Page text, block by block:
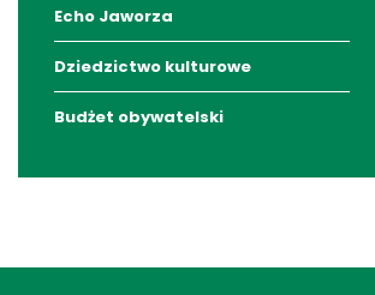
Echo Jaworza
Dziedzictwo kulturowe
Budżet obywatelski